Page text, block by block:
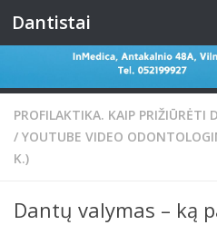
Skip to content
Dantistai
PROFILAKTIKA. KAIP PRIŽIŪRĖTI
/ YOUTUBE VIDEO
K.)
Dantų valymas – ką